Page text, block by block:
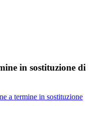
in sostituzione di
a termine in sostituzione